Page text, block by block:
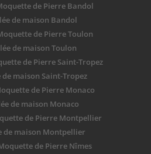
de Pierre Bandol
de maison Bandol
de Pierre Toulon
de maison Toulon
de Pierre Saint-Tropez
maison Saint-Tropez
de Pierre Monaco
de maison Monaco
de Pierre Montpellier
de maison Montpellier
de Pierre Nîmes